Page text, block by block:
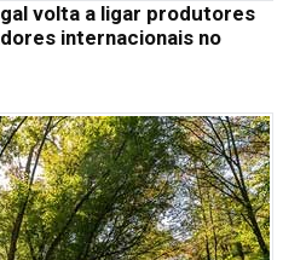
volta a ligar produtores
internacionais no